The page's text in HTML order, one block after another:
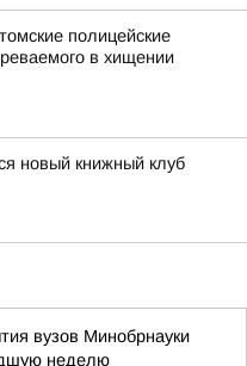
полицейские
в хищении
новый книжный клуб
вузов Минобрнауки
неделю